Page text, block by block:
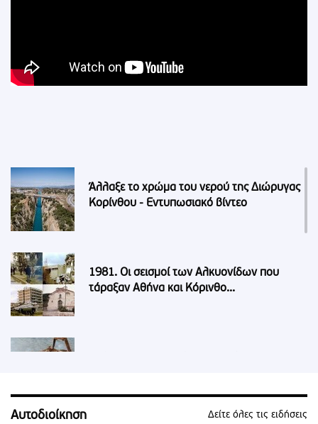
Άλλαξε το χρώμα του νερού της Διώρυγας
Κορίνθου - Εντυπωσιακό βίντεο
1981. Οι σεισμοί των Αλκυονίδων που
τάραξαν Αθήνα και Κόρινθο...
Αυτοδιοίκηση Δείτε όλες τις ειδήσεις